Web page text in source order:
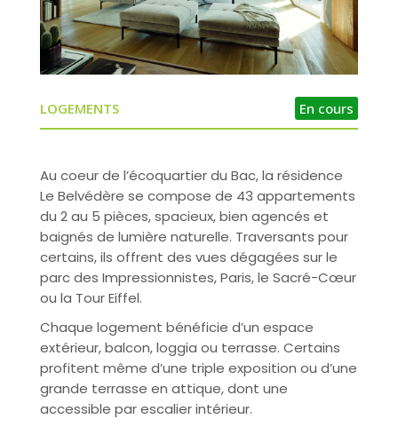
LOGEMENTS En cours
Au coeur de l’écoquartier du Bac, la résidence
Le Belvédère se compose de 43 appartements
du 2 au 5 pièces, spacieux, bien agencés et
baignés de lumière naturelle. Traversants pour
certains, ils offrent des vues dégagées sur le
parc des Impressionnistes, Paris, le Sacré-Cœur
ou la Tour Eiffel.
Chaque logement bénéficie d’un espace
extérieur, balcon, loggia ou terrasse. Certains
profitent même d’une triple exposition ou d’une
grande terrasse en attique, dont une
accessible par escalier intérieur.